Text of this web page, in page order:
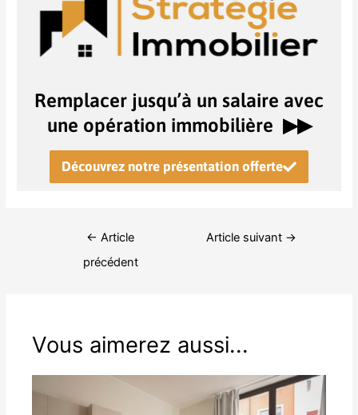
Remplacer jusqu’à un salaire avec
une opération immobilière ▶︎▶︎
Découvrez notre présentation offerte
← Article
précédent
Article suivant →
Vous aimerez aussi...